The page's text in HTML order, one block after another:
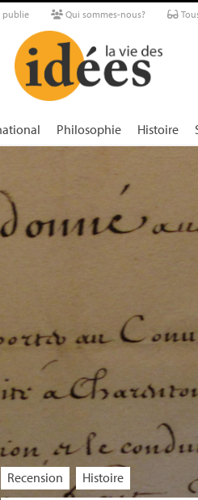
publie Qui sommes-nous?
Philosophie Histoire
Recension Histoire